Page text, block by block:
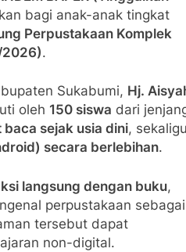
bagi anak-anak tingkat
Perpustakaan Komplek
2026).
Sukabumi, Hj.
oleh 150 siswa dari
sejak usia dini,
secara berlebihan.
langsung dengan buku,
perpustakaan sebagai
tersebut dapat
non-digital.